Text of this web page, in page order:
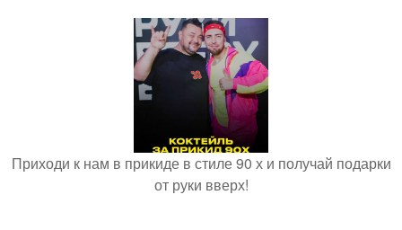
Приходи к нам в прикиде в стиле 90 х и получай подарки
от руки вверх!